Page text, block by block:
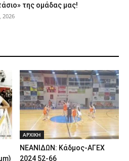
της ομάδας μας!
2026
ΑΡΧΙΚΗ
ΝΕΑΝΙΔΩΝ: Κάδμος-ΑΓΕΧ
2024 52-66